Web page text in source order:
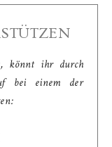
könnt ihr durch
bei einem der